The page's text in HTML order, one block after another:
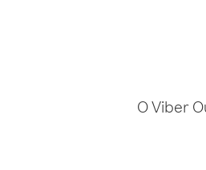
O Viber